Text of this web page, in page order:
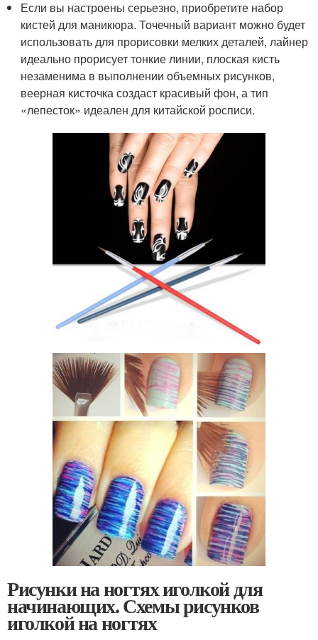
Если вы настроены серьезно, приобретите набор
кистей для маникюра. Точечный вариант можно будет
использовать для прорисовки мелких деталей, лайнер
идеально прорисует тонкие линии, плоская кисть
незаменима в выполнении объемных рисунков,
веерная кисточка создаст красивый фон, а тип
«лепесток» идеален для китайской росписи.
Рисунки на ногтях иголкой для
начинающих. Схемы рисунков
иголкой на ногтях